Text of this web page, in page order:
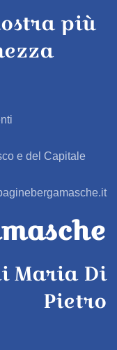
più
e del Capitale
Maria Di
Pietro